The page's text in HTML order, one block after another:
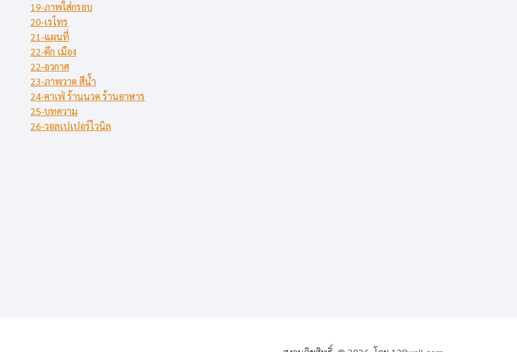
19-ภาพใส่กรอบ
20-เรโทร
21-แผนที่
22-ตึก เมือง
22-อวกาศ
23-ภาพวาด สีน้ำ
24-คาเฟ่ ร้านนวด ร้านอาหาร
25-บทความ
26-วอลเปเปอร์ไวนิล